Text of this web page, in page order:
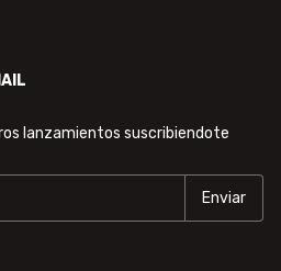
lanzamientos suscribiendote